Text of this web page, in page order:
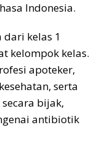
Indonesia.
kelas 1
kelompok kelas.
apoteker,
serta
bijak,
antibiotik